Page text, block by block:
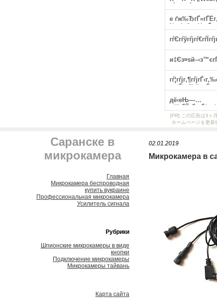
[PR] この広告は3ヶ
ホームページを更
Саранске в
микрокамера
Главная
Микрокамера беспроводная
купить вукраине
Профессиональная микрокамера
Усилитель сигнала
Рубрики
Шпионские микрокамеры в виде
кнопки
Подключение микрокамеры
Микрокамеры тайвань
Карта сайта
02.01.2019
Микрокамера в